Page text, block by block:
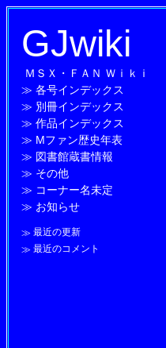
GJwiki
ＭＳＸ・ＦＡＮ Ｗｉｋｉ
≫ 各号インデックス
≫ 別冊インデックス
≫ 作品インデックス
≫ Mファン歴史年表
≫ 図書館蔵書情報
≫ その他
≫ コーナー名未定
≫ お知らせ
≫ 最近の更新
≫ 最近のコメント